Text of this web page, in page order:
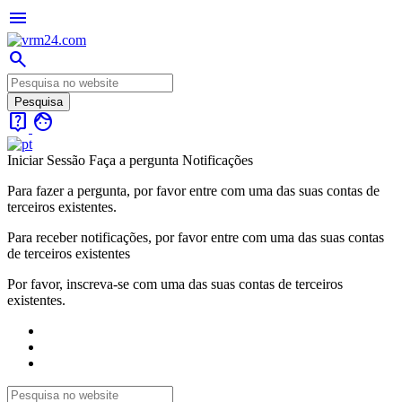
menu
search
live_help face
Iniciar Sessão Faça a pergunta Notificações
Para fazer a pergunta, por favor entre com uma das suas contas de
terceiros existentes.
Para receber notificações, por favor entre com uma das suas contas
de terceiros existentes
Por favor, inscreva-se com uma das suas contas de terceiros
existentes.